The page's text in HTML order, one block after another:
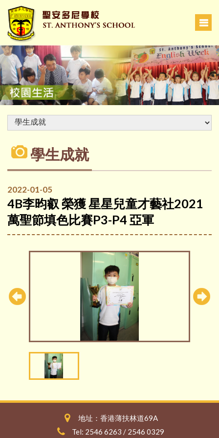
學生成就
2022-01-05
4B李昀叡 榮獲 星星兒童才藝社2021
萬聖節填色比賽P3-P4 亞軍
地址：香港薄扶林道69A
Tel: 2546 6263 / 2546 0329